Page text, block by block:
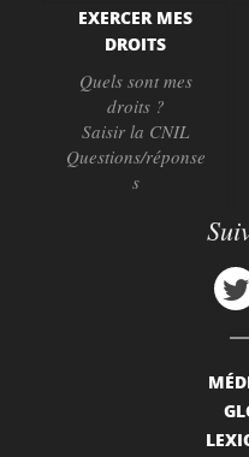
EXERCER MES
DROITS
Quels sont mes
droits ?
Saisir la CNIL
Questions/réponse
s